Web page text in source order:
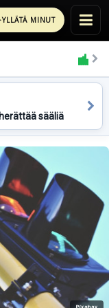
YLLÄTÄ MINUT
sääliä